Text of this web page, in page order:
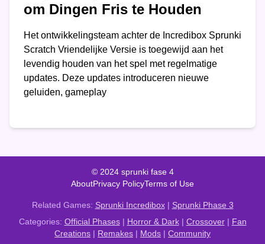
om Dingen Fris te Houden
Het ontwikkelingsteam achter de Incredibox Sprunki
Scratch Vriendelijke Versie is toegewijd aan het
levendig houden van het spel met regelmatige
updates. Deze updates introduceren nieuwe
geluiden, gameplay
© 2024 sprunki fase 4
AboutPrivacy PolicyTerms of Use
Related Games: Sprunki Incredibox| Sprunki Phase 3
Categories: Official Phases| Horror & Dark| Crossover| Fan
Creations | Remakes | Mods | Community